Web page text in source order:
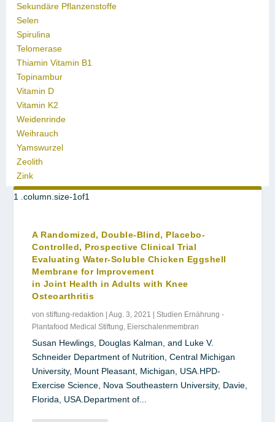
Sekundäre Pflanzenstoffe
Selen
Spirulina
Telomerase
Thiamin Vitamin B1
Topinambur
Vitamin D
Vitamin K2
Weidenrinde
Weihrauch
Yamswurzel
Zeolith
Zink
A Randomized, Double-Blind, Placebo-
Controlled, Prospective Clinical Trial
Evaluating Water-Soluble Chicken Eggshell
Membrane for Improvement
in Joint Health in Adults with Knee
Osteoarthritis
vonstiftung-redaktion |Aug. 3, 2021 |Studien Ernährung -
Plantafood Medical Stiftung, Eierschalenmembran
Susan Hewlings, Douglas Kalman, and Luke V.
Schneider Department of Nutrition, Central Michigan
University, Mount Pleasant, Michigan, USA.HPD-
Exercise Science, Nova Southeastern University, Davie,
Florida, USA.Department of...